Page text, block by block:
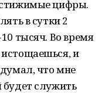
цифры.
в сутки 2
тысяч. Во время
и
что мне
будет служить